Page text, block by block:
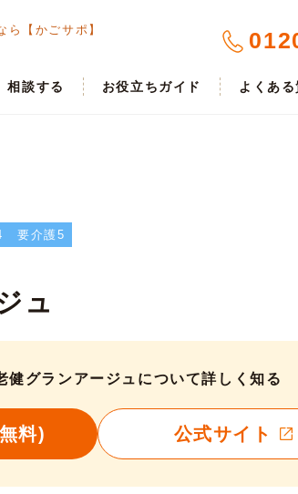
ら【かごサポ】
相談する お役立ちガイド よくある
要介護5
ュ
健グランアージュについて詳しく知る
料) 公式サイト